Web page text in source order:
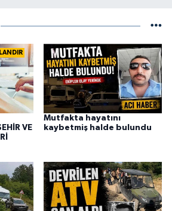
VE
Mutfakta hayatını
kaybetmiş halde bulundu